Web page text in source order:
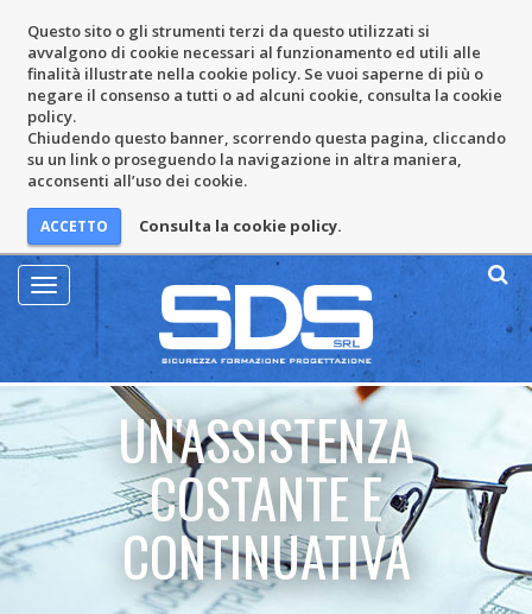
Questo sito o gli strumenti terzi da questo utilizzati si
avvalgono di cookie necessari al funzionamento ed utili alle
finalità illustrate nella cookie policy. Se vuoi saperne di più o
negare il consenso a tutti o ad alcuni cookie, consulta la cookie
policy.
Chiudendo questo banner, scorrendo questa pagina, cliccando
su un link o proseguendo la navigazione in altra maniera,
acconsenti all’uso dei cookie.
Consulta la cookie policy.
Mostra
Menu
UN'ASSISTENZA
COSTANTE E
CONTINUATIVA